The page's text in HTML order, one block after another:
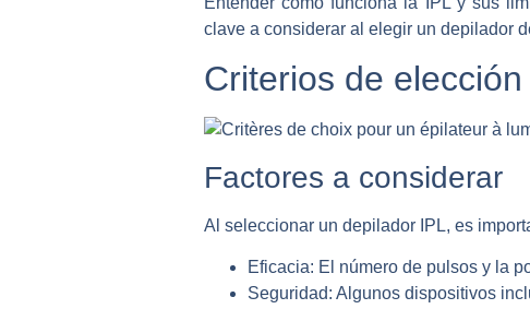
clave a considerar al elegir un depilador
Criterios de
Factores a considerar
Al seleccionar un depilador IPL, es
Eficacia: El número de pulsos y la
Seguridad: Algunos dispositivos